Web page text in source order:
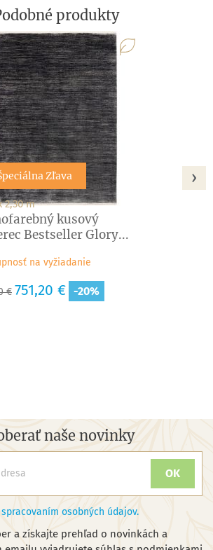
produkty
Zľava
2,30 m
kusový
Bestseller Glory...
na vyžiadanie
€ Cena
751,20 € -20%
›
naše novinky
spracovaním osobných údajov.
a získajte prehľad o novinkách a